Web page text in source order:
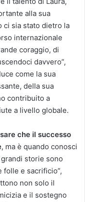
alla sua
ci sia stato dietro la
internazionale
coraggio, di
davvero”,
come la sua
della sua
contribuito a
a livello globale.
che il successo
, ma è quando conosci
storie sono
e sacrificio”,
non solo il
e il sostegno